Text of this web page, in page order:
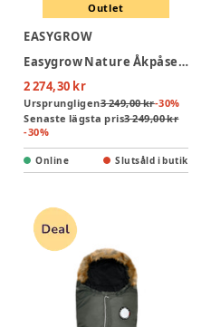
Outlet
EASYGROW
Easygrow Nature Åkpåse - Sand
2 274,30 kr
Ursprungligen3 249,00 kr-30%
Senaste lägsta pris3 249,00 kr
-30%
Online Slutsåld i butik